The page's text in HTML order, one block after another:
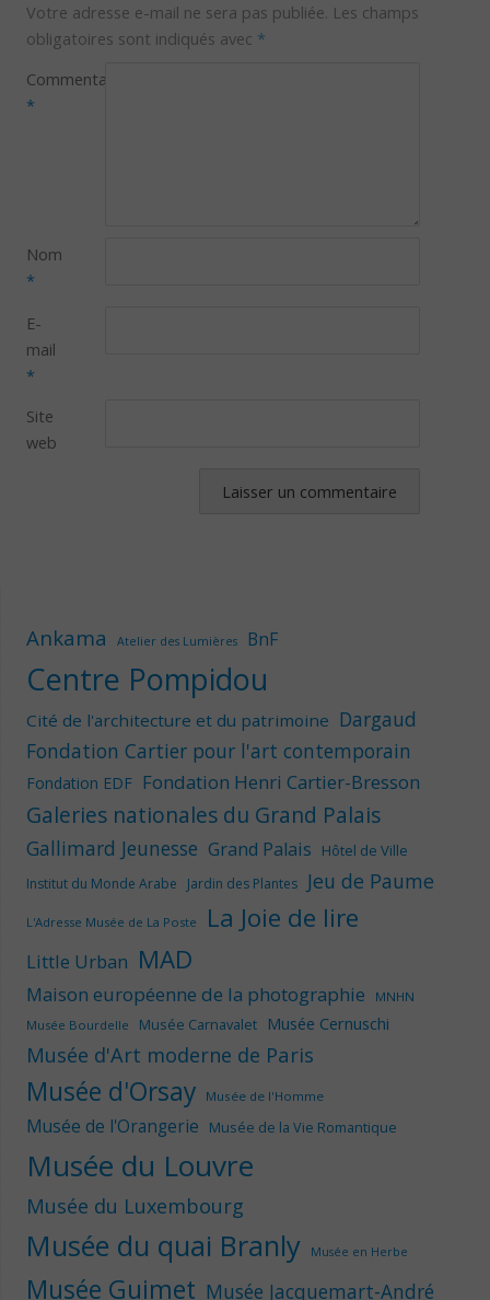
Votre adresse e-mail ne sera pas publiée. Les champs
obligatoires sont indiqués avec *
Commentaire
*
Nom
*
E-
mail
*
Site
web
Ankama Atelier des Lumières BnF
Centre Pompidou
Cité de l'architecture et du patrimoine Dargaud
Fondation Cartier pour l'art contemporain
Fondation EDF Fondation Henri Cartier-Bresson
Galeries nationales du Grand Palais
Gallimard Jeunesse Grand Palais Hôtel de Ville
Institut du Monde Arabe Jardin des Plantes Jeu de Paume
L'Adresse Musée de La Poste La Joie de lire
Little Urban MAD
Maison européenne de la photographie
MNHN
Musée Bourdelle
Musée Carnavalet Musée Cernuschi
Musée d'Art moderne de Paris
Musée d'Orsay Musée de l'Homme
Musée de l'Orangerie Musée de la Vie Romantique
Musée du Louvre
Musée du Luxembourg
Musée du quai Branly Musée en Herbe
Musée Guimet Musée Jacquemart-André